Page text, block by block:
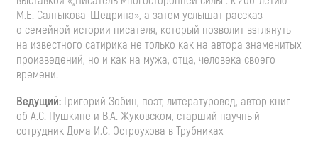
М.Е. Салтыкова-Щедрина», а затем услышат рассказ
о семейной истории писателя, который позволит взглянуть
на известного сатирика не только как на автора знаменитых
произведений, но и как на мужа, отца, человека своего
времени.
Ведущий: Григорий Зобин, поэт, литературовед, автор книг
об А.С. Пушкине и В.А. Жуковском, старший научный
сотрудник Дома И.С. Остроухова в Трубниках